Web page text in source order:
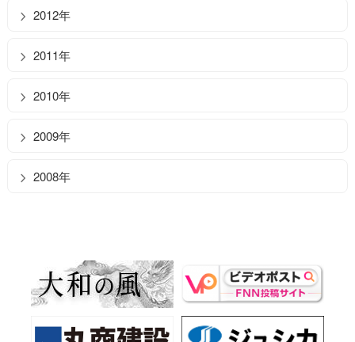
2012年
2011年
2010年
2009年
2008年